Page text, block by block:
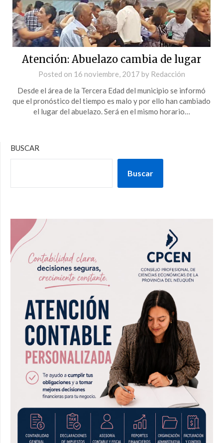
Atención: Abuelazo cambia de lugar
Posted on 16 noviembre, 2017 by Redacción
Desde el área de la Tercera Edad del municipio se informó
que el pronóstico del tiempo es malo y por ello han cambiado
el lugar del abuelazo. Será en el mismo horario…
BUSCAR
Buscar